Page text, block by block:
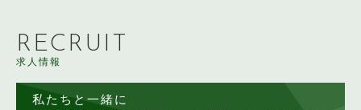
RECRUIT
求人情報
私たちと一緒に